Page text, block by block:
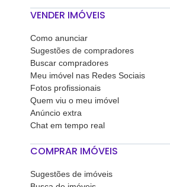
VENDER IMÓVEIS
Como anunciar
Sugestões de compradores
Buscar compradores
Meu imóvel nas Redes Sociais
Fotos profissionais
Quem viu o meu imóvel
Anúncio extra
Chat em tempo real
COMPRAR IMÓVEIS
Sugestões de imóveis